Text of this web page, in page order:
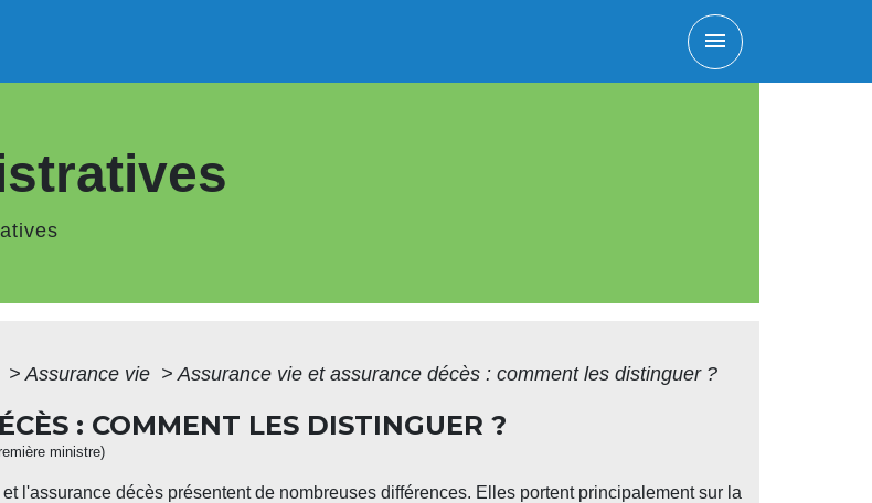
menu
> Assurance vie > Assurance vie et assurance décès : comment les distinguer ?
: COMMENT LES DISTINGUER ?
ministre)
l'assurance décès présentent de nombreuses différences. Elles portent principalement sur la